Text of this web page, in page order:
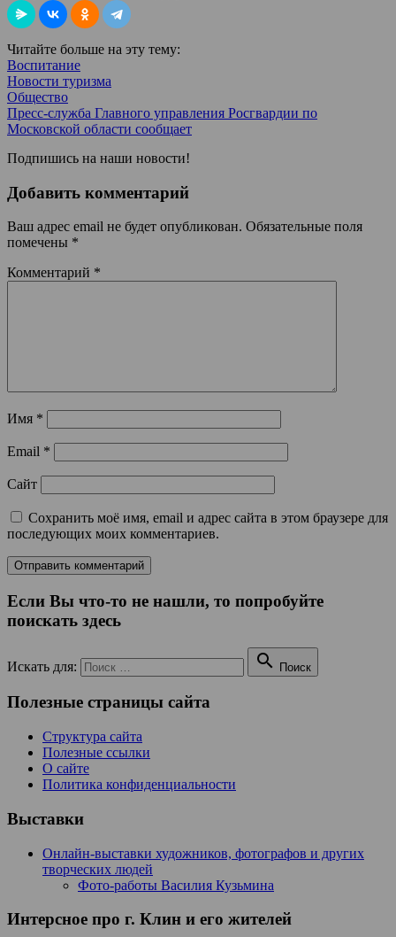
Читайте больше на эту тему:
Воспитание
Новости туризма
Общество
Пресс-служба Главного управления Росгвардии по
Московской области сообщает
Подпишись на наши новости!
Добавить комментарий
Ваш адрес email не будет опубликован. Обязательные поля
помечены *
Комментарий *
Имя *
Email *
Сайт
Сохранить моё имя, email и адрес сайта в этом браузере для
последующих моих комментариев.
Если Вы что-то не нашли, то попробуйте
поискать здесь
Искать для:  Поиск
Полезные страницы сайта
Структура сайта
Полезные ссылки
О сайте
Политика конфиденциальности
Выставки
Онлайн-выставки художников, фотографов и других
творческих людей
Фото-работы Василия Кузьмина
Интерсное про г. Клин и его жителей